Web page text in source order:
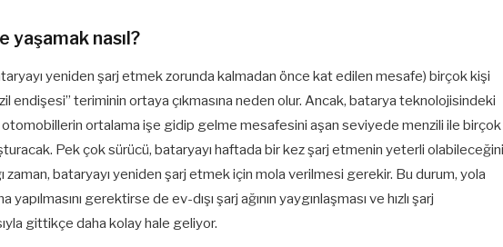
nasıl?
yeniden şarj etmek zorunda kalmadan önce kat edilen mesafe) birçok kişi
endişesi” teriminin ortaya çıkmasına neden olur. Ancak, batarya teknolojisindeki
ortalama işe gidip gelme mesafesini aşan seviyede menzili ile birçok
Pek çok sürücü, bataryayı haftada bir kez şarj etmenin yeterli olabileceğini
zaman, bataryayı yeniden şarj etmek için mola verilmesi gerekir. Bu durum, yola
gerektirse de ev-dışı şarj ağının yaygınlaşması ve hızlı şarj
gittikçe daha kolay hale geliyor.